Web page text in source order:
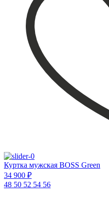
Куртка мужская BOSS Green
34 900 ₽
48 50 52 54 56